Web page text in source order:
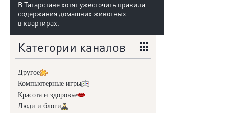
В Татарстане хотят ужесточить правила
содержания домашних животных
в квартирах.
Категории каналов
Другое
Компьютерные игры
Красота и здоровье
Люди и блоги